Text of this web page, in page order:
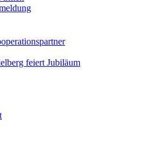
feiert Jubiläum